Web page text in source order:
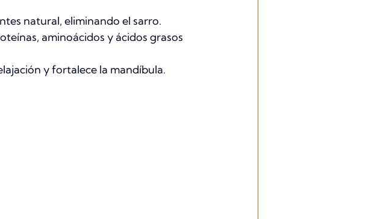
natural, eliminando el sarro.
aminoácidos y ácidos grasos
y fortalece la mandíbula.